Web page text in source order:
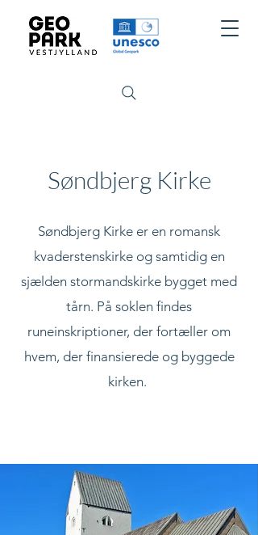
Søndbjerg Kirke
Søndbjerg Kirke er en romansk
kvaderstenskirke og samtidig en
sjælden stormandskirke bygget med
tårn. På soklen findes
runeinskriptioner, der fortæller om
hvem, der finansierede og byggede
kirken.